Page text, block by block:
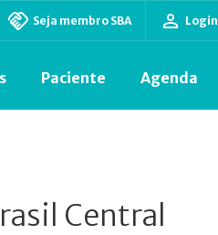
Seja membro SBA Login
Paciente Agenda
Central